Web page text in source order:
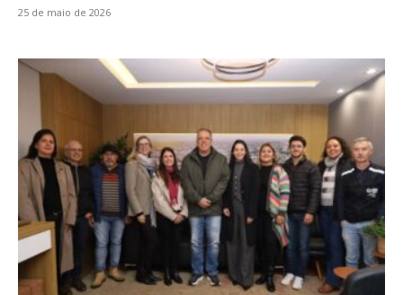
25 de maio de 2026